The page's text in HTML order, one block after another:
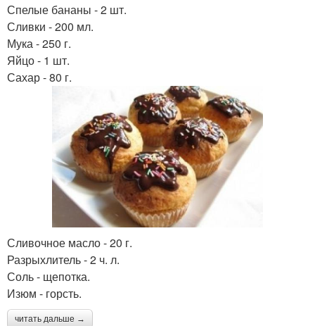
Спелые бананы - 2 шт.
Сливки - 200 мл.
Мука - 250 г.
Яйцо - 1 шт.
Сахар - 80 г.
Сливочное масло - 20 г.
Разрыхлитель - 2 ч. л.
Соль - щепотка.
Изюм - горсть.
читать дальше →